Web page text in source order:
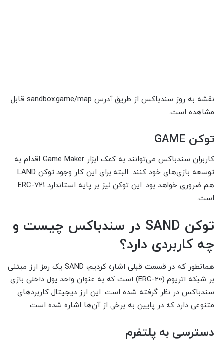
نقشه به روز سندباکس از طریق آدرس sandbox.game/map قابل
مشاهده است.
توکن GAME
کاربران سندباکس می‌توانند به کمک ابزار Game Maker اقدام به
توسعه بازی‌های خود کنند. البته برای این کار وجود توکن LAND
هم ضروری خواهد بود. این توکن نیز بر پایه استاندارد ERC-721
است.
توکن SAND در سندباکس چیست و
چه کاربردی دارد؟
همانطور که در قسمت قبلی اشاره کردیم، SAND یک رمز ارز مبتنی
بر شبکه اتریوم (ERC-20) است که به عنوان واحد پول داخلی بازی
سندباکس در نظر گرفته شده است. این ارز دیجیتال کاربردهای
متنوعی دارد که در پایین به برخی از آن‌ها اشاره شده است.
دسترسی به پلتفرم